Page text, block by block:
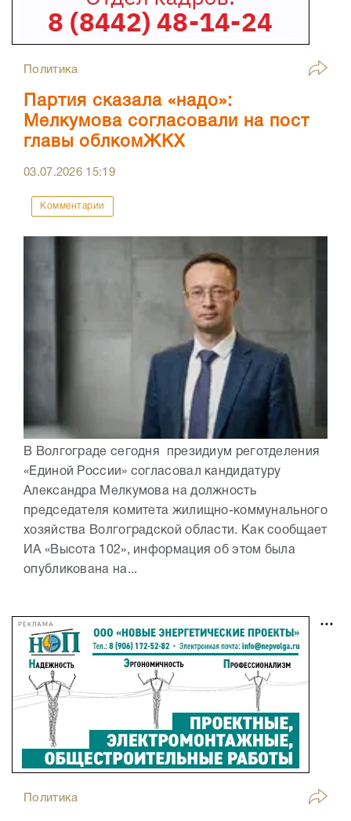
Политика
Партия сказала «надо»:
Мелкумова согласовали на пост
главы облкомЖКХ
03.07.2026 15:19
Комментарии
В Волгограде сегодня президиум реготделения
«Единой России» согласовал кандидатуру
Александра Мелкумова на должность
председателя комитета жилищно-коммунального
хозяйства Волгоградской области. Как сообщает
ИА «Высота 102», информация об этом была
опубликована на...
РЕКЛАМА
Политика